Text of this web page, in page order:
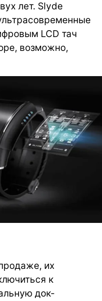
лет. Slyde
LCD тач
возможно,
их
к
док-